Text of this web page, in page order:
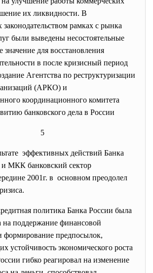
их ликвидности. В
рамках с рынка
были выведены несостоятельные
для восстановления
в после кризисный период
Агентства по реструктуризации
(АРКО) и
координационного комитета
банковского дела в России
5
эффективных действий Банка
МКК банковский сектор
2001г. в основном преодолел
политика Банка России была
на поддержание финансовой
формирование предпосылок,
устойчивость экономического роста
гибко реагировал на изменение